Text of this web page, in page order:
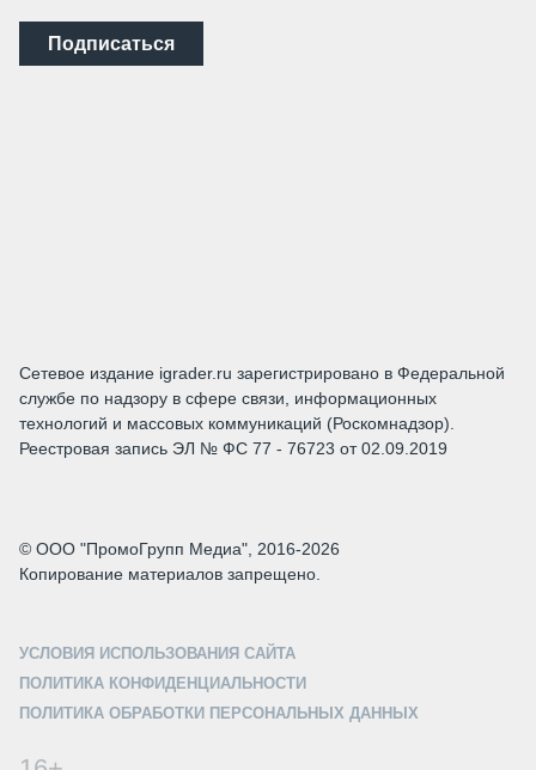
Подписаться
Сетевое издание igrader.ru зарегистрировано в Федеральной
службе по надзору в сфере связи, информационных
технологий и массовых коммуникаций (Роскомнадзор).
Реестровая запись ЭЛ № ФС 77 - 76723 от 02.09.2019
© ООО "ПромоГрупп Медиа", 2016-2026
Копирование материалов запрещено.
УСЛОВИЯ ИСПОЛЬЗОВАНИЯ САЙТА
ПОЛИТИКА КОНФИДЕНЦИАЛЬНОСТИ
ПОЛИТИКА ОБРАБОТКИ ПЕРСОНАЛЬНЫХ ДАННЫХ